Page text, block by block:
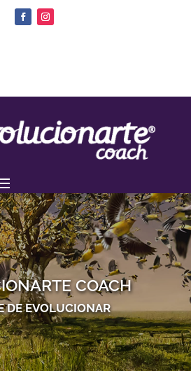
COACH
DE EVOLUCIONAR